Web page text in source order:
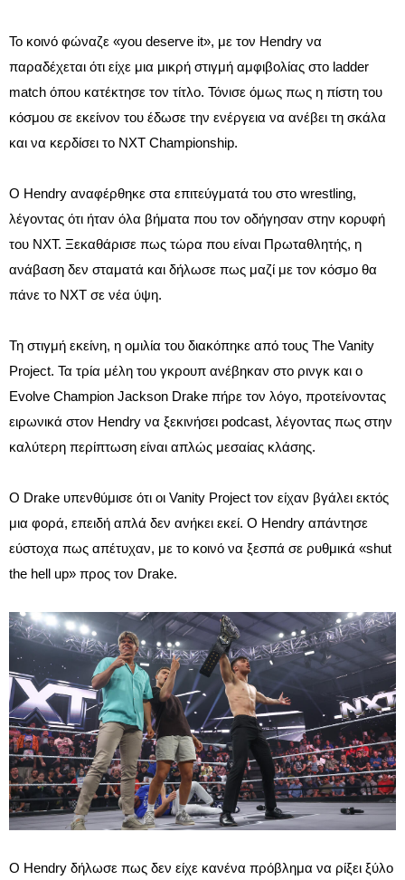
Το κοινό φώναζε «you deserve it», με τον Hendry να
παραδέχεται ότι είχε μια μικρή στιγμή αμφιβολίας στο ladder
match όπου κατέκτησε τον τίτλο. Τόνισε όμως πως η πίστη του
κόσμου σε εκείνον του έδωσε την ενέργεια να ανέβει τη σκάλα
και να κερδίσει το NXT Championship.
Ο Hendry αναφέρθηκε στα επιτεύγματά του στο wrestling,
λέγοντας ότι ήταν όλα βήματα που τον οδήγησαν στην κορυφή
του NXT. Ξεκαθάρισε πως τώρα που είναι Πρωταθλητής, η
ανάβαση δεν σταματά και δήλωσε πως μαζί με τον κόσμο θα
πάνε το NXT σε νέα ύψη.
Τη στιγμή εκείνη, η ομιλία του διακόπηκε από τους The Vanity
Project. Τα τρία μέλη του γκρουπ ανέβηκαν στο ρινγκ και ο
Evolve Champion Jackson Drake πήρε τον λόγο, προτείνοντας
ειρωνικά στον Hendry να ξεκινήσει podcast, λέγοντας πως στην
καλύτερη περίπτωση είναι απλώς μεσαίας κλάσης.
Ο Drake υπενθύμισε ότι οι Vanity Project τον είχαν βγάλει εκτός
μια φορά, επειδή απλά δεν ανήκει εκεί. Ο Hendry απάντησε
εύστοχα πως απέτυχαν, με το κοινό να ξεσπά σε ρυθμικά «shut
the hell up» προς τον Drake.
Ο Hendry δήλωσε πως δεν είχε κανένα πρόβλημα να ρίξει ξύλο